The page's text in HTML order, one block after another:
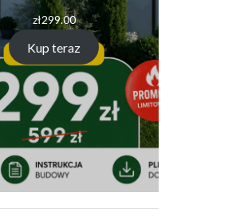
zł299.00
Kup teraz